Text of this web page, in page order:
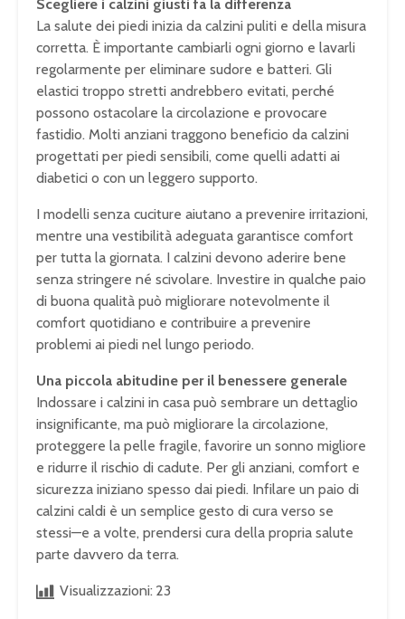
Scegliere i calzini giusti fa la differenza
La salute dei piedi inizia da calzini puliti e della misura
corretta. È importante cambiarli ogni giorno e lavarli
regolarmente per eliminare sudore e batteri. Gli
elastici troppo stretti andrebbero evitati, perché
possono ostacolare la circolazione e provocare
fastidio. Molti anziani traggono beneficio da calzini
progettati per piedi sensibili, come quelli adatti ai
diabetici o con un leggero supporto.
I modelli senza cuciture aiutano a prevenire irritazioni,
mentre una vestibilità adeguata garantisce comfort
per tutta la giornata. I calzini devono aderire bene
senza stringere né scivolare. Investire in qualche paio
di buona qualità può migliorare notevolmente il
comfort quotidiano e contribuire a prevenire
problemi ai piedi nel lungo periodo.
Una piccola abitudine per il benessere generale
Indossare i calzini in casa può sembrare un dettaglio
insignificante, ma può migliorare la circolazione,
proteggere la pelle fragile, favorire un sonno migliore
e ridurre il rischio di cadute. Per gli anziani, comfort e
sicurezza iniziano spesso dai piedi. Infilare un paio di
calzini caldi è un semplice gesto di cura verso se
stessi—e a volte, prendersi cura della propria salute
parte davvero da terra.
Visualizzazioni: 23